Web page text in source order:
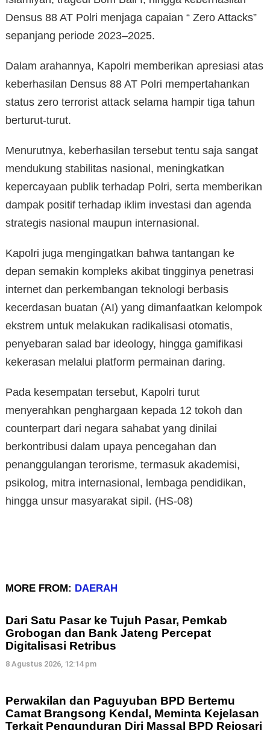
Densus 88 AT Polri menjaga capaian “ Zero Attacks”
sepanjang periode 2023–2025.
Dalam arahannya, Kapolri memberikan apresiasi atas
keberhasilan Densus 88 AT Polri mempertahankan
status zero terrorist attack selama hampir tiga tahun
berturut-turut.
Menurutnya, keberhasilan tersebut tentu saja sangat
mendukung stabilitas nasional, meningkatkan
kepercayaan publik terhadap Polri, serta memberikan
dampak positif terhadap iklim investasi dan agenda
strategis nasional maupun internasional.
Kapolri juga mengingatkan bahwa tantangan ke
depan semakin kompleks akibat tingginya penetrasi
internet dan perkembangan teknologi berbasis
kecerdasan buatan (AI) yang dimanfaatkan kelompok
ekstrem untuk melakukan radikalisasi otomatis,
penyebaran salad bar ideology, hingga gamifikasi
kekerasan melalui platform permainan daring.
Pada kesempatan tersebut, Kapolri turut
menyerahkan penghargaan kepada 12 tokoh dan
counterpart dari negara sahabat yang dinilai
berkontribusi dalam upaya pencegahan dan
penanggulangan terorisme, termasuk akademisi,
psikolog, mitra internasional, lembaga pendidikan,
hingga unsur masyarakat sipil. (HS-08)
MORE FROM: DAERAH
Dari Satu Pasar ke Tujuh Pasar, Pemkab
Grobogan dan Bank Jateng Percepat
Digitalisasi Retribus
8 Agustus 2026, 12:14 pm
Perwakilan dan Paguyuban BPD Bertemu
Camat Brangsong Kendal, Meminta Kejelasan
Terkait Pengunduran Diri Massal BPD Rejosari